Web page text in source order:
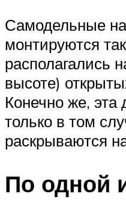
Самодельные
монтируются
располагались
высоте)
Конечно же, эта
только в том
раскрываются
По одной